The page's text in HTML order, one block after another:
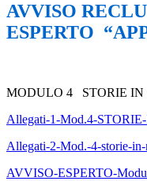
AVVISO
ESPERTO
MODULO 4 STORIE IN
Allegati-1-Mod.4-
Allegati-2-Mod.-4-storie-
AVVISO-ESPERTO-